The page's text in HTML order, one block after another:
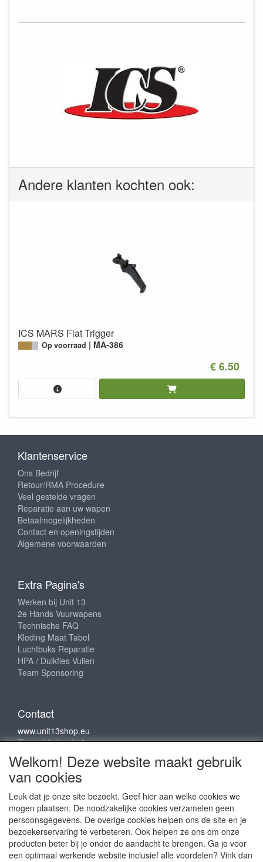
Andere klanten kochten ook:
ICS MARS Flat Trigger
Op voorraad MA-386
€ 6.50
Klantenservice
Ons Bedrijf
Retour/RMA Procedure
Veel gestelde vragen
Reparatie aan uw wapen
Betaalmogelijkheden
Contact en openingstijden
Algemene voorwaarden
Extra Pagina's
Werken bij Unit 13
2e Hands Vuurwapens
Technische FAQ
Kleding Maat Tabel
Luchtbuks Reparatie
HPA / Duikfles Vullen
Team Sponsoring
Contact
www.unit13shop.eu
Thermiekstraat 12
6361 HB Nuth
info@unit13shop.eu
Sociale media
Welkom! Deze website maakt gebruik
van cookies
Leuk dat je onze site bezoekt. Geef hier aan welke cookies we
mogen plaatsen. De noodzakelijke cookies verzamelen geen
persoonsgegevens. De overige cookies helpen ons de site en je
bezoekerservaring te verbeteren. Ook helpen ze ons om onze
producten beter bij je onder de aandacht te brengen. Ga je voor
een optimaal werkende website inclusief alle voordelen? Vink dan